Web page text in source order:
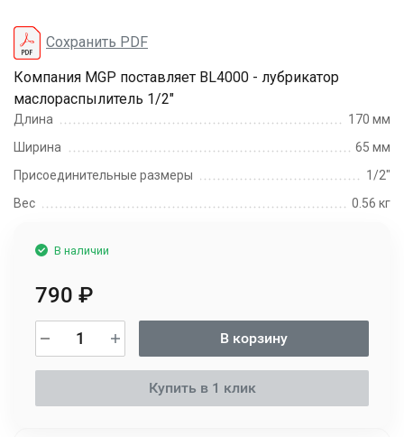
Сохранить PDF
Компания MGP поставляет BL4000 - лубрикатор
маслораспылитель 1/2"
Длина
170 мм
Ширина
65 мм
Присоединительные размеры
1/2"
Вес
0.56 кг
В наличии
790 ₽
В корзину
Купить в 1 клик